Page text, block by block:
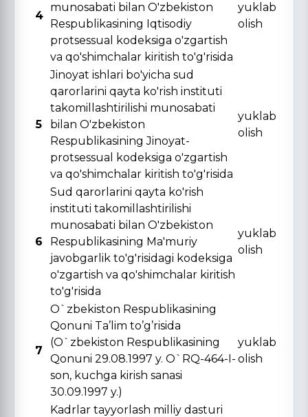
4
munosabati bilan O'zbekiston
Respublikasining Iqtisodiy
protsessual kodeksiga o'zgartish
va qo'shimchalar kiritish to'g'risida
yuklab
olish
5
Jinoyat ishlari bo'yicha sud
qarorlarini qayta ko'rish instituti
takomillashtirilishi munosabati
bilan O'zbekiston
Respublikasining Jinoyat-
protsessual kodeksiga o'zgartish
va qo'shimchalar kiritish to'g'risida
yuklab
olish
6
Sud qarorlarini qayta ko'rish
instituti takomillashtirilishi
munosabati bilan O'zbekiston
Respublikasining Ma'muriy
javobgarlik to'g'risidagi kodeksiga
o'zgartish va qo'shimchalar kiritish
to'g'risida
yuklab
olish
7
O`zbekiston Respublikasining
Qonuni Ta’lim to’g’risida
(O`zbekiston Respublikasining
Qonuni 29.08.1997 y. O`RQ-464-I-
son, kuchga kirish sanasi
30.09.1997 y.)
yuklab
olish
Kadrlar tayyorlash milliy dasturi